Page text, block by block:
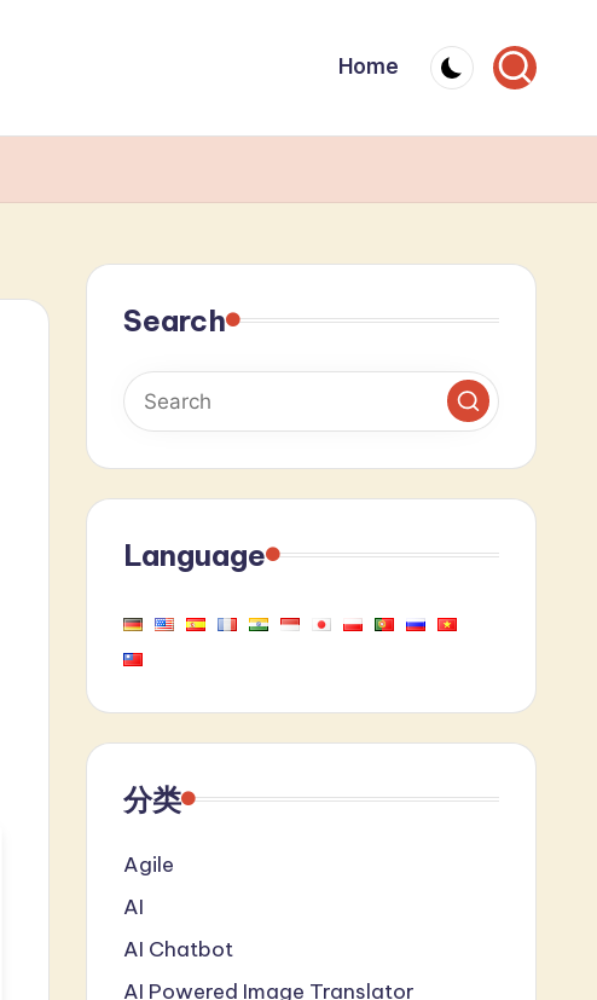
Home
Search
Language
分类
Agile
AI
AI Chatbot
AI Powered Image Translator